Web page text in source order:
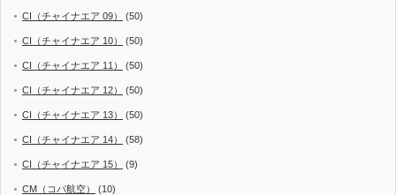
CI（チャイナエア 09） (50)
CI（チャイナエア 10） (50)
CI（チャイナエア 11） (50)
CI（チャイナエア 12） (50)
CI（チャイナエア 13） (50)
CI（チャイナエア 14） (58)
CI（チャイナエア 15） (9)
CM（コパ航空） (10)